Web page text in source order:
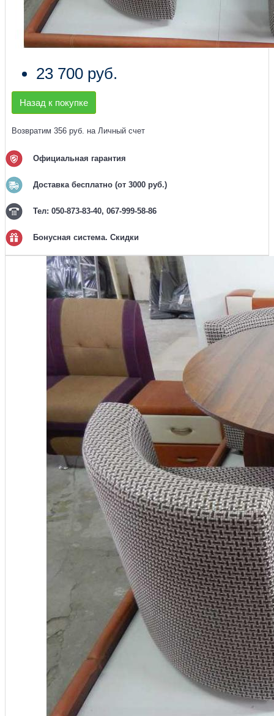
23 700 руб.
Назад к покупке
Возвратим 356 руб. на Личный счет
Официальная гарантия
Доставка бесплатно (от 3000 руб.)
Тел: 050-873-83-40, 067-999-58-86
Бонусная система. Скидки